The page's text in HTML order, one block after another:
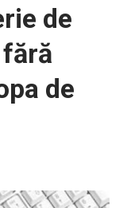
de
de